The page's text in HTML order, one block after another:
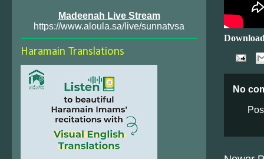
No
Madeenah Live Stream
https://www.aloula.sa/live/sunnatvsa
Haramain Translations